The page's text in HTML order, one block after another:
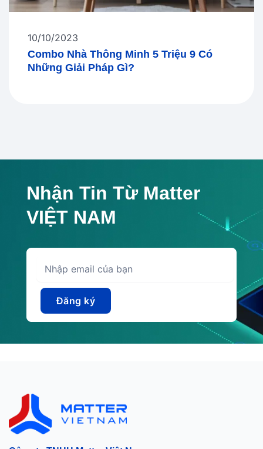
Combo Nhà Thông Minh 5 Triệu 9 Có
Những Giải Pháp Gì?
10/10/2023
Nhận Tin Từ Matter
VIỆT NAM